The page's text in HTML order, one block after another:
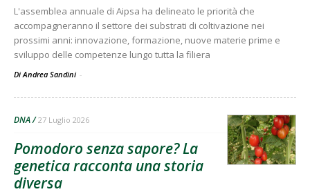
L'assemblea annuale di Aipsa ha delineato le priorità che
accompagneranno il settore dei substrati di coltivazione nei
prossimi anni: innovazione, formazione, nuove materie prime e
sviluppo delle competenze lungo tutta la filiera
Di Andrea Sandini -
DNA 27 Luglio 2026
Pomodoro senza sapore? La
genetica racconta una storia
diversa